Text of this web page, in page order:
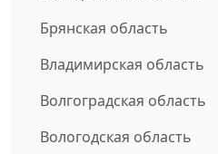
Брянская область
Владимирская область
Волгоградская область
Вологодская область